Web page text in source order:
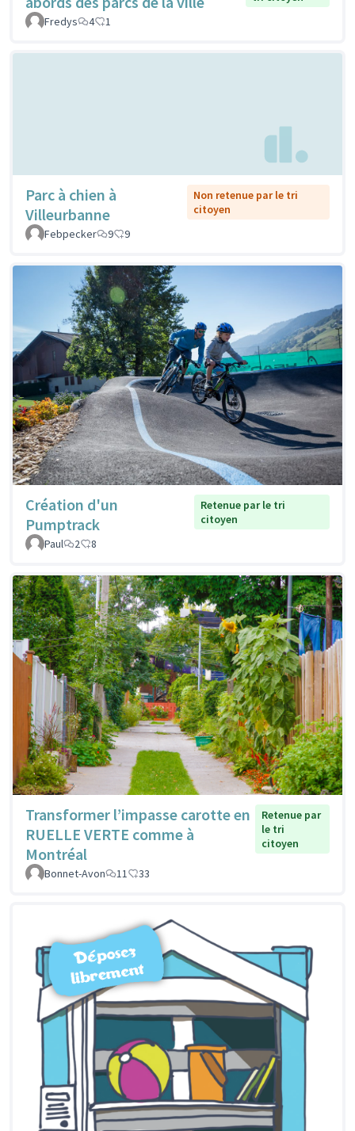
Fredys
4 1
Parc à chien à
Villeurbanne
Non retenue par le tri
citoyen
Febpecker
9 9
Création d'un
Pumptrack
Retenue par le tri
citoyen
Paul
2 8
Transformer l’impasse carotte en
RUELLE VERTE comme à
Montréal
Retenue par
le tri
citoyen
Bonnet-Avon 11 33